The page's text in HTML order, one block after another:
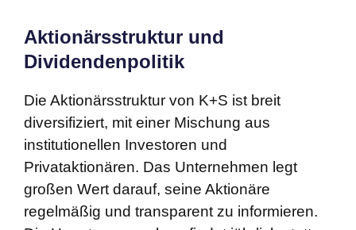
Aktionärsstruktur und
Dividendenpolitik
Die Aktionärsstruktur von K+S ist breit
diversifiziert, mit einer Mischung aus
institutionellen Investoren und
Privataktionären. Das Unternehmen legt
großen Wert darauf, seine Aktionäre
regelmäßig und transparent zu informieren.